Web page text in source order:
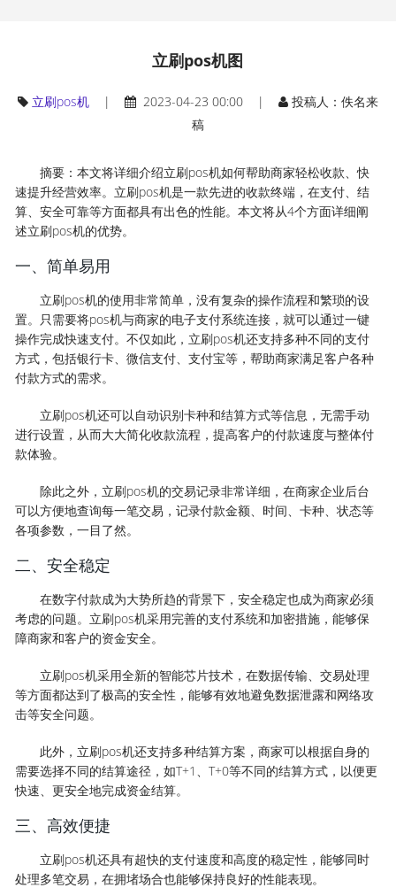
立刷pos机图
立刷pos机| 2023-04-23 00:00 |
投稿人：佚名来
稿
摘要：本文将详细介绍立刷pos机如何帮助商家轻松收款、快
速提升经营效率。立刷pos机是一款先进的收款终端，在支付、结
算、安全可靠等方面都具有出色的性能。本文将从4个方面详细阐
述立刷pos机的优势。
一、简单易用
立刷pos机的使用非常简单，没有复杂的操作流程和繁琐的设
置。只需要将pos机与商家的电子支付系统连接，就可以通过一键
操作完成快速支付。不仅如此，立刷pos机还支持多种不同的支付
方式，包括银行卡、微信支付、支付宝等，帮助商家满足客户各种
付款方式的需求。
立刷pos机还可以自动识别卡种和结算方式等信息，无需手动
进行设置，从而大大简化收款流程，提高客户的付款速度与整体付
款体验。
除此之外，立刷pos机的交易记录非常详细，在商家企业后台
可以方便地查询每一笔交易，记录付款金额、时间、卡种、状态等
各项参数，一目了然。
二、安全稳定
在数字付款成为大势所趋的背景下，安全稳定也成为商家必须
考虑的问题。立刷pos机采用完善的支付系统和加密措施，能够保
障商家和客户的资金安全。
立刷pos机采用全新的智能芯片技术，在数据传输、交易处理
等方面都达到了极高的安全性，能够有效地避免数据泄露和网络攻
击等安全问题。
此外，立刷pos机还支持多种结算方案，商家可以根据自身的
需要选择不同的结算途径，如T+1、T+0等不同的结算方式，以便更
快速、更安全地完成资金结算。
三、高效便捷
立刷pos机还具有超快的支付速度和高度的稳定性，能够同时
处理多笔交易，在拥堵场合也能够保持良好的性能表现。